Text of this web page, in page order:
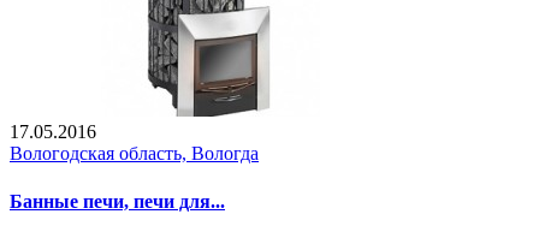
17.05.2016
Вологодская область, Вологда
Банные печи, печи для...